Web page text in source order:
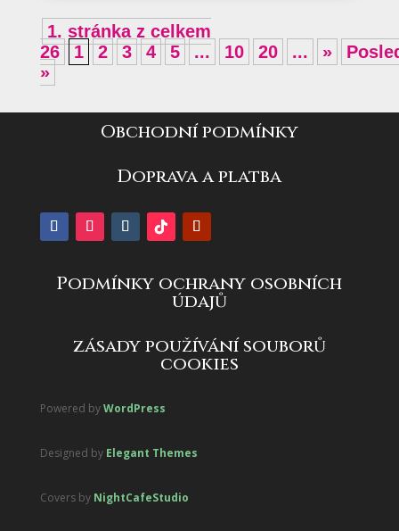
1. stránka z celkem
26
1 2 3 4 5 ... 10 20 ... »
»
Obchodní podmínky
Doprava a platba
Podmínky ochrany osobních
údajů
zásady používání souborů
cookies
Powered byWordPress
Designed by Elegant Themes
Covers by NightCafeStudio